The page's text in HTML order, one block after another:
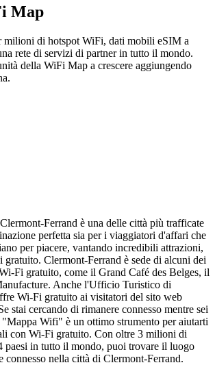
Map
milioni di hotspot WiFi, dati mobili eSIM a
rete di servizi di partner in tutto il mondo.
della WiFi Map a crescere aggiungendo
Clermont-Ferrand è una delle città più trafficate
perfetta sia per i viaggiatori d'affari che
per piacere, vantando incredibili attrazioni,
gratuito. Clermont-Ferrand è sede di alcuni dei
Fi gratuito, come il Grand Café des Belges, il
Anche l'Ufficio Turistico di
Wi-Fi gratuito ai visitatori del sito web
stai cercando di rimanere connesso mentre sei
Wifi" è un ottimo strumento per aiutarti
con Wi-Fi gratuito. Con oltre 3 milioni di
paesi in tutto il mondo, puoi trovare il luogo
connesso nella città di Clermont-Ferrand.